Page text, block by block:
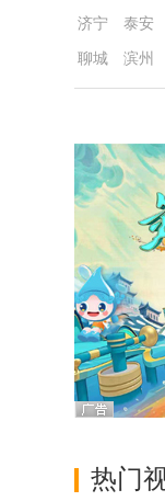
济宁
泰安
聊城
滨州
热门